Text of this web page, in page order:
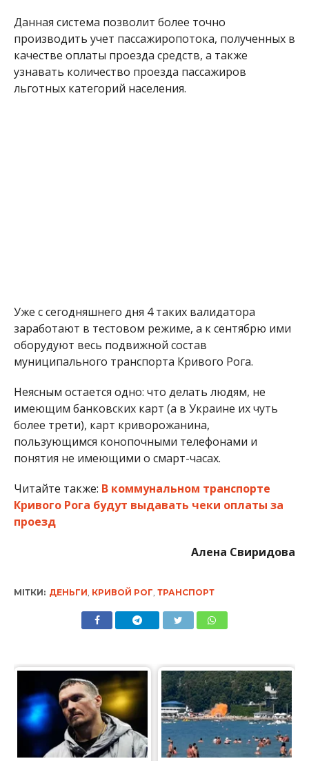
Данная система позволит более точно
производить учет пассажиропотока, полученных в
качестве оплаты проезда средств, а также
узнавать количество проезда пассажиров
льготных категорий населения.
Уже с сегодняшнего дня 4 таких валидатора
заработают в тестовом режиме, а к сентябрю ими
оборудуют весь подвижной состав
муниципального транспорта Кривого Рога.
Неясным остается одно: что делать людям, не
имеющим банковских карт (а в Украине их чуть
более трети), карт криворожанина,
пользующимся конопочными телефонами и
понятия не имеющими о смарт-часах.
Читайте также: В коммунальном транспорте
Кривого Рога будут выдавать чеки оплаты за
проезд
Алена Свиридова
МІТКИ: ДЕНЬГИ КРИВОЙ РОГ ТРАНСПОРТ